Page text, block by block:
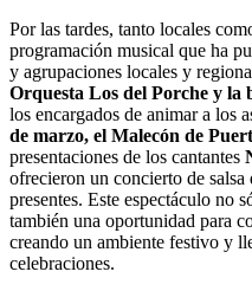
Por las tardes, tanto locales
programación musical que ha
y agrupaciones locales y
Orquesta Los del Porche y la
los encargados de animar a los
de marzo, el Malecón de
presentaciones de los cantantes
ofrecieron un concierto de
presentes. Este espectáculo no
también una oportunidad para
creando un ambiente festivo y
celebraciones.